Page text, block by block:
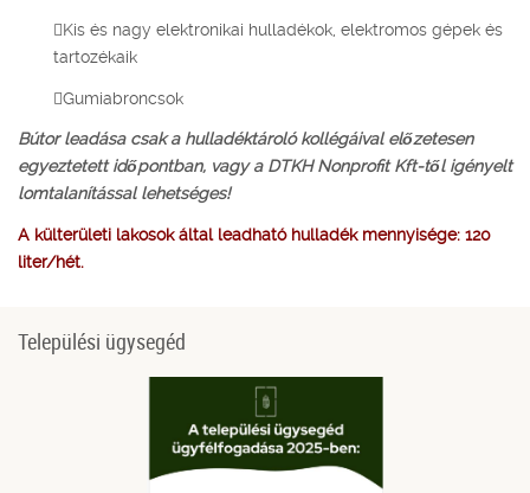
Kis és nagy elektronikai hulladékok, elektromos gépek és
tartozékaik
Gumiabroncsok
Bútor leadása csak a hulladéktároló kollégáival előzetesen
egyeztetett időpontban, vagy a DTKH Nonprofit Kft-től igényelt
lomtalanítással lehetséges!
A külterületi lakosok által leadható hulladék mennyisége: 120
liter/hét.
Települési ügysegéd